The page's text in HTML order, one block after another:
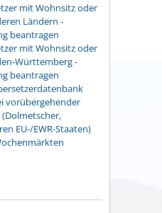
mit Wohnsitz oder
Ländern -
beantragen
mit Wohnsitz oder
Württemberg -
beantragen
vorübergehender
EU-/EWR-Staaten)